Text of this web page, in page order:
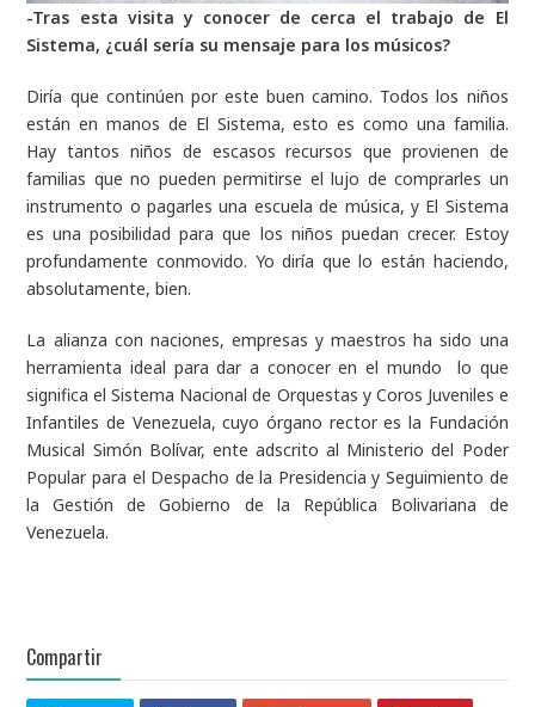
-Tras esta visita y conocer de cerca el trabajo de El
Sistema, ¿cuál sería su mensaje para los músicos?
Diría que continúen por este buen camino. Todos los niños
están en manos de El Sistema, esto es como una familia.
Hay tantos niños de escasos recursos que provienen de
familias que no pueden permitirse el lujo de comprarles un
instrumento o pagarles una escuela de música, y El Sistema
es una posibilidad para que los niños puedan crecer. Estoy
profundamente conmovido. Yo diría que lo están haciendo,
absolutamente, bien.
La alianza con naciones, empresas y maestros ha sido una
herramienta ideal para dar a conocer en el mundo lo que
significa el Sistema Nacional de Orquestas y Coros Juveniles e
Infantiles de Venezuela, cuyo órgano rector es la Fundación
Musical Simón Bolívar, ente adscrito al Ministerio del Poder
Popular para el Despacho de la Presidencia y Seguimiento de
la Gestión de Gobierno de la República Bolivariana de
Venezuela.
Compartir